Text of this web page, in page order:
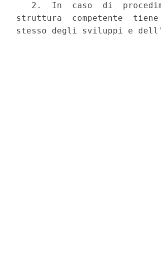
2.  In  caso  di
struttura  competente  tiene